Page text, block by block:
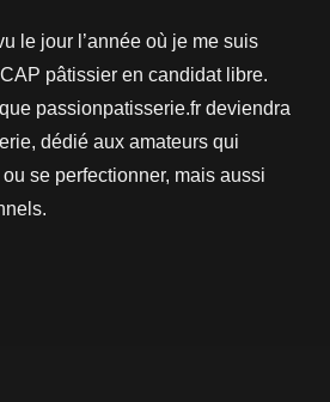
le jour l’année où je me suis
pâtissier en candidat libre.
passionpatisserie.fr deviendra
dédié aux amateurs qui
se perfectionner, mais aussi